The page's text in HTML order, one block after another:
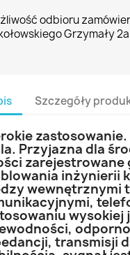
odbioru
Grzymały
Szczegóły
Przyjazna dla
zarejestrowane
inżynierii
wewnętrznymi
wysokiej
transmisji